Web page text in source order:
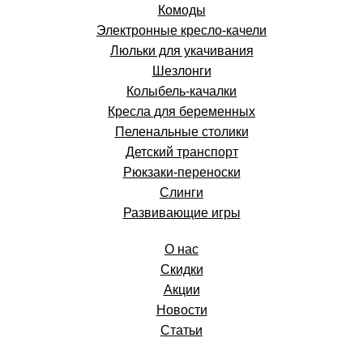
Комоды
Электронные кресло-качели
Люльки для укачивания
Шезлонги
Колыбель-качалки
Кресла для беременных
Пеленальные столики
Детский транспорт
Рюкзаки-переноски
Слинги
Развивающие игры
О нас
Скидки
Акции
Новости
Статьи